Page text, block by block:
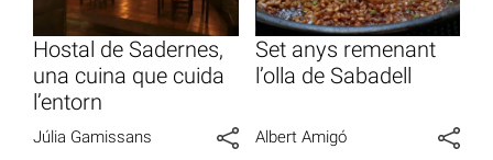
Hostal de Sadernes,
una cuina que cuida
l’entorn
Júlia Gamissans
Set anys remenant
l’olla de Sabadell
Albert Amigó